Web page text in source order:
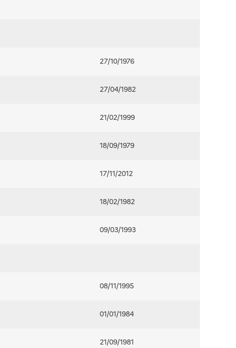
27/10/1976
27/04/1982
21/02/1999
18/09/1979
17/11/2012
18/02/1982
09/03/1993
08/11/1995
01/01/1984
21/09/1981